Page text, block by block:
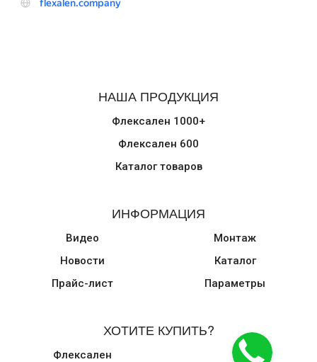
НАША ПРОДУКЦИЯ
Флексален 1000+
Флексален 600
Каталог товаров
ИНФОРМАЦИЯ
Видео
Новости
Прайс-лист
Монтаж
Каталог
Параметры
ХОТИТЕ КУПИТЬ?
Флексален